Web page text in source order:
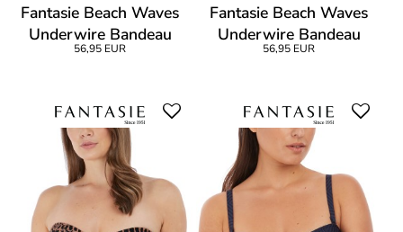
Fantasie Beach Waves
Underwire Bandeau
Bikini
56,95 EUR
Fantasie Beach Waves
Underwire Bandeau
Bikini
56,95 EUR